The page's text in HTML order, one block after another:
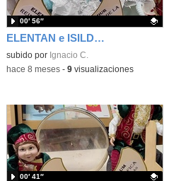
ELENTAN e ISILDUR_Elfos en el CEIP Luis De Góngora de Madrid
Contenido educativo.
subido por Ignacio C.
00′ 56″
-hace 8 meses- 9visualizaciones
00′ 41″